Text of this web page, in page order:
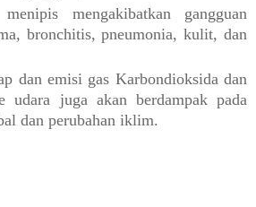
mengakibatkan gangguan
bronchitis, pneumonia, kulit, dan
dan emisi gas Karbondioksida dan
udara juga akan berdampak pada
dan perubahan iklim.